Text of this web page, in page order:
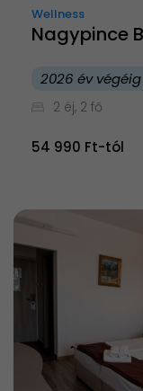
Wellness
Nagypince
2026 év
2 éj, 2 fő
54 990 Ft-tól